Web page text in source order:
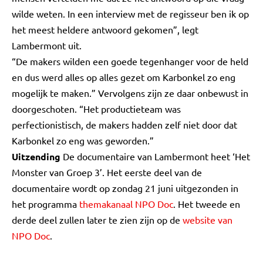
wilde weten. In een interview met de regisseur ben ik op
het meest heldere antwoord gekomen”, legt
Lambermont uit.
“De makers wilden een goede tegenhanger voor de held
en dus werd alles op alles gezet om Karbonkel zo eng
mogelijk te maken.” Vervolgens zijn ze daar onbewust in
doorgeschoten. “Het productieteam was
perfectionistisch, de makers hadden zelf niet door dat
Karbonkel zo eng was geworden.”
Uitzending De documentaire van Lambermont heet ‘Het
Monster van Groep 3’. Het eerste deel van de
documentaire wordt op zondag 21 juni uitgezonden in
het programma themakanaal NPO Doc. Het tweede en
derde deel zullen later te zien zijn op de website van
NPO Doc.